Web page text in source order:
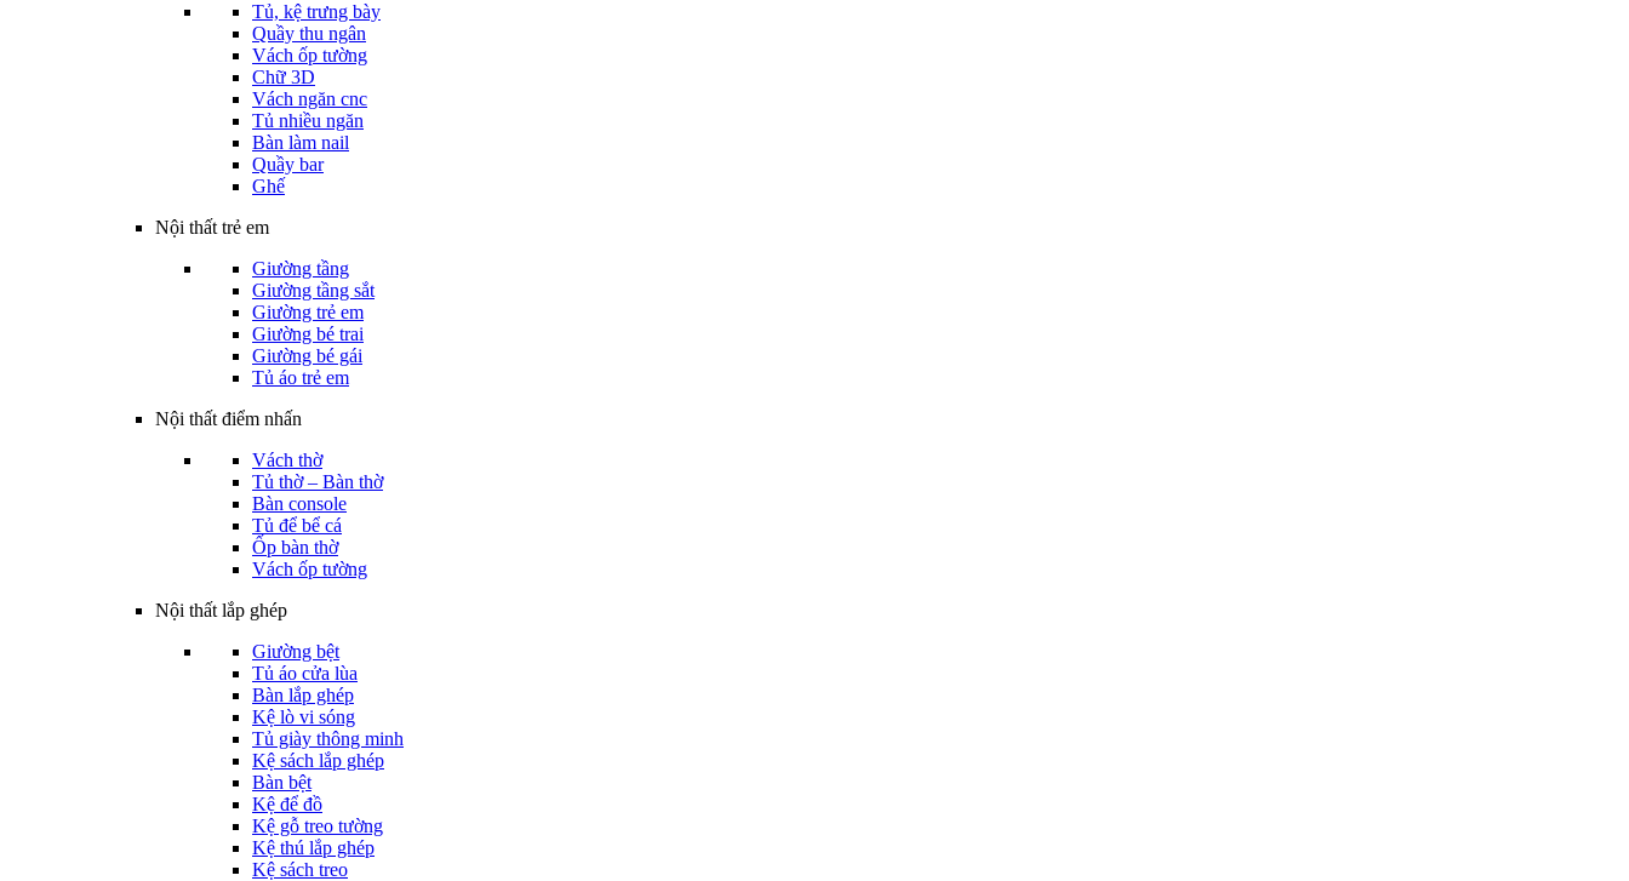
Tủ, kệ trưng bày
Quầy thu ngân
Vách ốp tường
Chữ 3D
Vách ngăn cnc
Tủ nhiều ngăn
Bàn làm nail
Quầy bar
Ghế
Nội thất trẻ em
Giường tầng
Giường tầng sắt
Giường trẻ em
Giường bé trai
Giường bé gái
Tủ áo trẻ em
Nội thất điểm nhấn
Vách thờ
Tủ thờ – Bàn thờ
Bàn console
Tủ để bể cá
Ốp bàn thờ
Vách ốp tường
Nội thất lắp ghép
Giường bệt
Tủ áo cửa lùa
Bàn lắp ghép
Kệ lò vi sóng
Tủ giày thông minh
Kệ sách lắp ghép
Bàn bệt
Kệ để đồ
Kệ gỗ treo tường
Kệ thú lắp ghép
Kệ sách treo